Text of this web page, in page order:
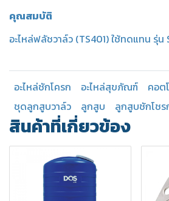
คุณสมบัติ
อะไหล่ฟลัชวาล์ว (TS401) ใช้ทดแทน รุ่
อะไหล่ชักโครก อะไหล่สุขภัณฑ์ คอต
ชุดลูกสูบวาล์ว
ลูกสูบ ลูกสูบชักโชร
สินค้าที่เกี่ยวข้อง